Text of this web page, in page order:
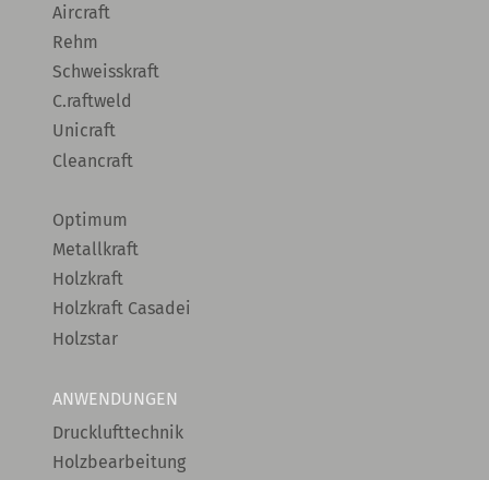
Aircraft
Rehm
Schweisskraft
C.raftweld
Unicraft
Cleancraft
Optimum
Metallkraft
Holzkraft
Holzkraft Casadei
Holzstar
ANWENDUNGEN
Drucklufttechnik
Holzbearbeitung